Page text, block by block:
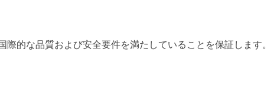
際的な品質および安全要件を満たしていることを保証します。